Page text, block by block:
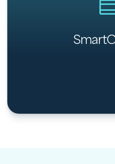
SmartCollect-Modul
Zahlung wird direkt von